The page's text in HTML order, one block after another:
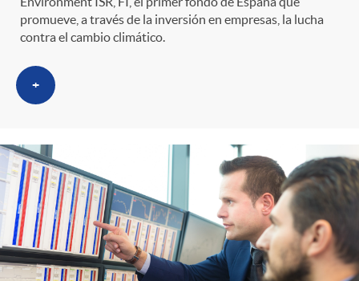
promueve, a través de la inversión en empresas, la lucha
contra el cambio climático.
+